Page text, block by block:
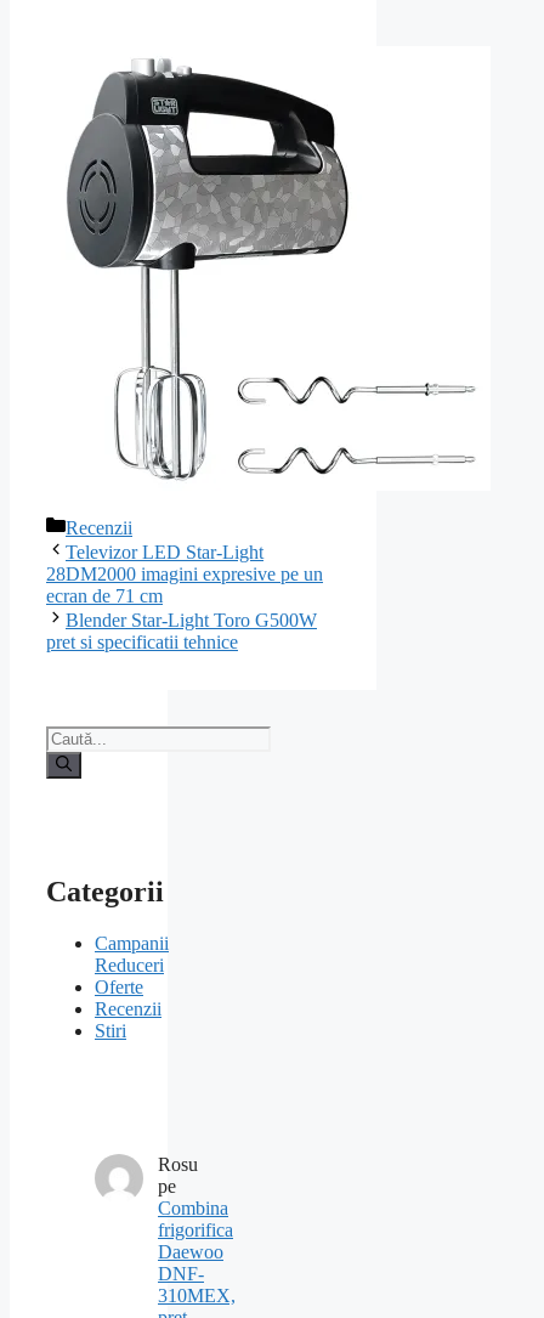
Categorii
Recenzii
Navigare
în
articole
Televizor LED Star-Light
28DM2000 imagini expresive pe un
ecran de 71 cm
Blender Star-Light Toro G500W
pret si specificatii tehnice
Caută
după:
Categorii
Campanii
Reduceri
Oferte
Recenzii
Stiri
Rosu
pe
Combina
frigorifica
Daewoo
DNF-
310MEX,